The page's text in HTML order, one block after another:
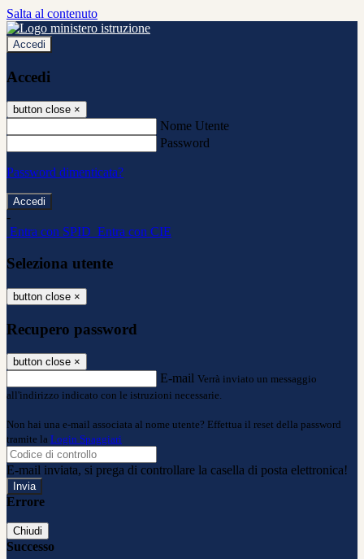
Salta al contenuto
Accedi
Accedi
button close ×
Nome Utente
Password
Password dimenticata?
-
Entra con SPID Entra con CIE
Seleziona utente
button close ×
Recupero password
button close ×
E-mail Verrà inviato un messaggio
all'indirizzo indicato con le istruzioni necessarie.
Non hai una e-mail associata al nome utente? Effettua il reset della password
tramite la Login Spaggiari
E-mail inviata, si prega di controllare la casella di posta elettronica!
Errore
Chiudi
Successo